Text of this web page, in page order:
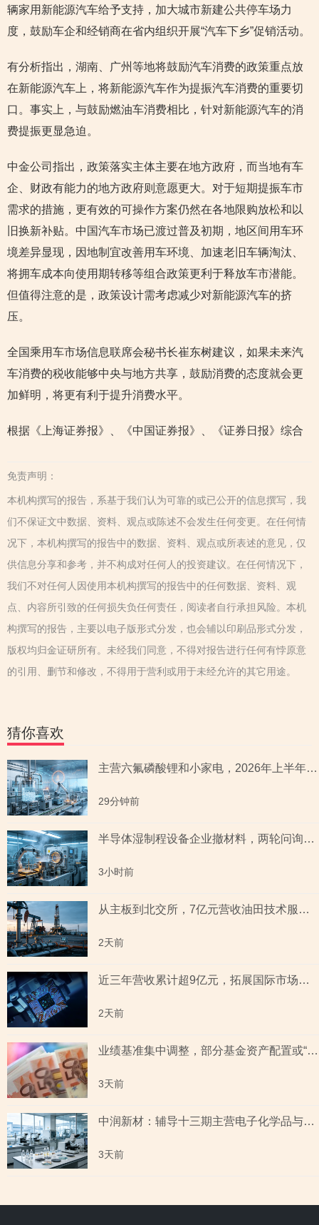
辆家用新能源汽车给予支持，加大城市新建公共停车场力
度，鼓励车企和经销商在省内组织开展“汽车下乡”促销活动。
有分析指出，湖南、广州等地将鼓励汽车消费的政策重点放
在新能源汽车上，将新能源汽车作为提振汽车消费的重要切
口。事实上，与鼓励燃油车消费相比，针对新能源汽车的消
费提振更显急迫。
中金公司指出，政策落实主体主要在地方政府，而当地有车
企、财政有能力的地方政府则意愿更大。对于短期提振车市
需求的措施，更有效的可操作方案仍然在各地限购放松和以
旧换新补贴。中国汽车市场已渡过普及初期，地区间用车环
境差异显现，因地制宜改善用车环境、加速老旧车辆淘汰、
将拥车成本向使用期转移等组合政策更利于释放车市潜能。
但值得注意的是，政策设计需考虑减少对新能源汽车的挤
压。
全国乘用车市场信息联席会秘书长崔东树建议，如果未来汽
车消费的税收能够中央与地方共享，鼓励消费的态度就会更
加鲜明，将更有利于提升消费水平。
根据《上海证券报》、《中国证券报》、《证券日报》综合
免责声明：
本机构撰写的报告，系基于我们认为可靠的或已公开的信息撰写，我
们不保证文中数据、资料、观点或陈述不会发生任何变更。在任何情
况下，本机构撰写的报告中的数据、资料、观点或所表述的意见，仅
供信息分享和参考，并不构成对任何人的投资建议。在任何情况下，
我们不对任何人因使用本机构撰写的报告中的任何数据、资料、观
点、内容所引致的任何损失负任何责任，阅读者自行承担风险。本机
构撰写的报告，主要以电子版形式分发，也会辅以印刷品形式分发，
版权均归金证研所有。未经我们同意，不得对报告进行任何有悖原意
的引用、删节和修改，不得用于营利或用于未经允许的其它用途。
猜你喜欢
主营六氟磷酸锂和小家电，2026年上半年预测盈利超2亿元，虚增收入被ST背后子公司未完成业绩承诺
29分钟前
半导体湿制程设备企业撤材料，两轮问询聚焦收入确认时点准确性，原材料采购公允性引关注
3小时前
从主板到北交所，7亿元营收油田技术服务商两次撤单，募投项目必要性与核心技术竞争力遭“拷问”
2天前
近三年营收累计超9亿元，拓展国际市场背后外销收入合计六百余万元，辅导期间参与高校牵头的重点研发项目，大客户股东或与该高校人员“同名”
2天前
业绩基准集中调整，部分基金资产配置或“偏离”基准，最近一年末基金经理自持份额回落
3天前
中润新材：辅导十三期主营电子化学品与纳米材料 下游覆盖半导体与新能源电池赛道
3天前